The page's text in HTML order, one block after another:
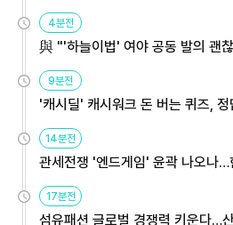
4분전
與 "'하늘이법' 여야 공동 발의 괜
9분전
'캐시딜' 캐시워크 돈 버는 퀴즈, 정
14분전
관세전쟁 '엔드게임' 윤곽 나오나
용해야
17분전
섬유패션 글로벌 경쟁력 키운다…